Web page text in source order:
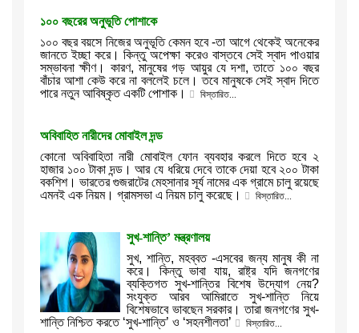
১০০ বছরের অনুভূতি পোশাকে
১০০ বছর বয়সে নিজের অনুভূতি কেমন হবে -তা আগে থেকেই অনেকের
জানতে ইচ্ছা করে। কিন্তু অপেক্ষা করেও বাস্তবে সেই স্বাদ পাওয়ার
সম্ভাবনা ক্ষীণ। কারণ, মানুষের গড় আয়ুর যে দশা, তাতে ১০০ বছর
বাঁচার আশা কেউ করে না বললেই চলে। তবে মানুষকে সেই স্বাদ দিতে
পারে নতুন আবিষ্কৃত একটি পোশাক।
বিস্তারিত...
অবিবাহিত নারীদের মোবাইল দন্ড
কোনো অবিবাহিতা নারী মোবাইল ফোন ব্যবহার করলে দিতে হবে ২
হাজার ১০০ টাকা দন্ড। আর যে ধরিয়ে দেবে তাকে দেয়া হবে ২০০ টাকা
বকশিশ। ভারতের গুজরাটের মেহসানার সূর্য নামের এক গ্রামে চালু রয়েছে
এমনই এক নিয়ম। গ্রামসভা এ নিয়ম চালু করেছে।
বিস্তারিত...
সুখ-শান্তি’ মন্ত্রণালয়
সুখ, শান্তি, মহব্বত -এসবের জন্য মানুষ কী না
করে। কিন্তু ভাবা যায়, রাষ্ট্র যদি জনগণের
ব্যক্তিগত সুখ-শান্তির বিশেষ উদ্যোগ নেয়?
সংযুক্ত আরব আমিরাতে সুখ-শান্তি নিয়ে
বিশেষভাবে ভাবছেন সরকার। তারা জনগণের সুখ-
শান্তি নিশ্চিত করতে ‘সুখ-শান্তি’ ও ‘সহনশীলতা’
বিস্তারিত...